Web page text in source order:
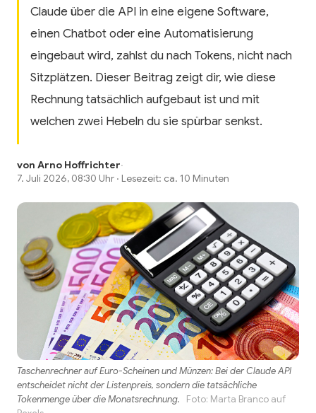
Claude über die API in eine eigene Software,
einen Chatbot oder eine Automatisierung
eingebaut wird, zahlst du nach Tokens, nicht nach
Sitzplätzen. Dieser Beitrag zeigt dir, wie diese
Rechnung tatsächlich aufgebaut ist und mit
welchen zwei Hebeln du sie spürbar senkst.
von Arno Hoffrichter·
7. Juli 2026, 08:30 Uhr · Lesezeit: ca. 10 Minuten
Taschenrechner auf Euro-Scheinen und Münzen: Bei der Claude API
entscheidet nicht der Listenpreis, sondern die tatsächliche
Tokenmenge über die Monatsrechnung.
Foto: Marta Branco auf